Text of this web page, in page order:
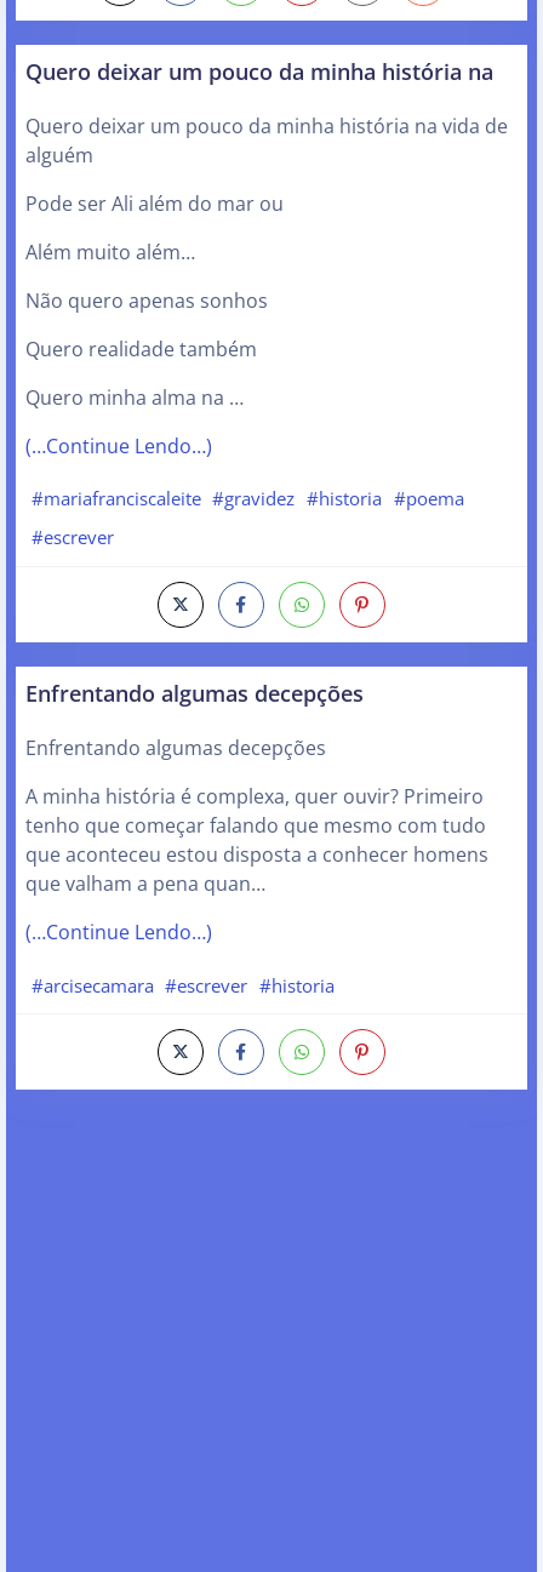
Quero deixar um pouco da minha história na
Quero deixar um pouco da minha história na vida de
alguém
Pode ser Ali além do mar ou
Além muito além…
Não quero apenas sonhos
Quero realidade também
Quero minha alma na …
(…Continue Lendo…)
#mariafranciscaleite #gravidez #historia #poema
#escrever
Enfrentando algumas decepções
Enfrentando algumas decepções
A minha história é complexa, quer ouvir? Primeiro
tenho que começar falando que mesmo com tudo
que aconteceu estou disposta a conhecer homens
que valham a pena quan…
(…Continue Lendo…)
#arcisecamara #escrever #historia